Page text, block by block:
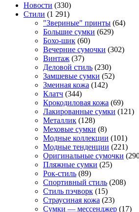
Новости (330)
Стили (1 291)
"Звериные" принты (64)
Большие сумки (629)
Бохо-шик (60)
Вечерние сумочки (302)
Винтаж (37)
Деловой стиль (230)
Замшевые сумки (52)
Змеиная кожа (142)
Клатч (344)
Крокодиловая кожа (69)
Лакированные сумки (121)
Металлик (128)
Меховые сумки (8)
Модные коллекции (101)
Модные тенденции (221)
Оригинальные сумочки
Пляжные сумки (25)
Рок-стиль (89)
Спортивный стиль (208)
Стиль пэчворк (15)
Страусиная кожа (23)
Сумки — мессенджер (17)